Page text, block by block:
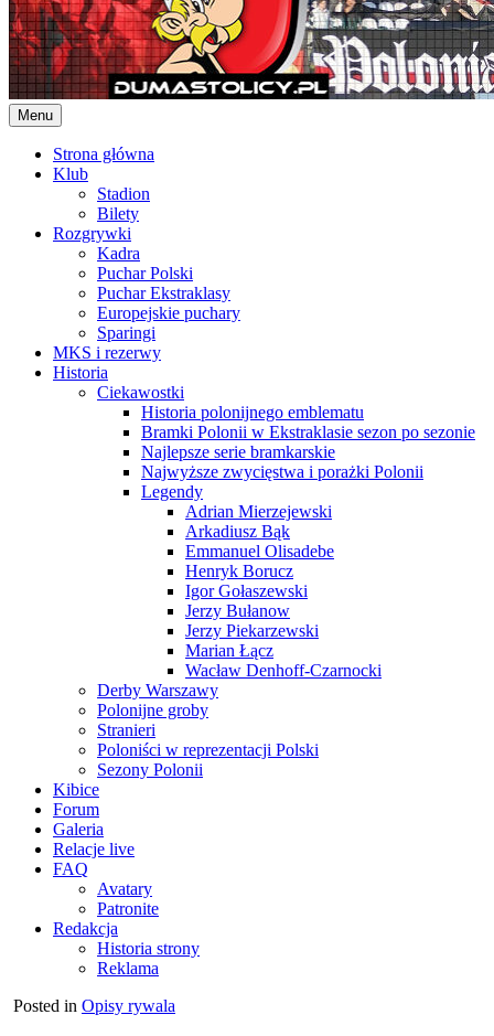
Menu
Strona główna
Klub
Stadion
Bilety
Rozgrywki
Kadra
Puchar Polski
Puchar Ekstraklasy
Europejskie puchary
Sparingi
MKS i rezerwy
Historia
Ciekawostki
Historia polonijnego emblematu
Bramki Polonii w Ekstraklasie sezon po sezonie
Najlepsze serie bramkarskie
Najwyższe zwycięstwa i porażki Polonii
Legendy
Adrian Mierzejewski
Arkadiusz Bąk
Emmanuel Olisadebe
Henryk Borucz
Igor Gołaszewski
Jerzy Bułanow
Jerzy Piekarzewski
Marian Łącz
Wacław Denhoff-Czarnocki
Derby Warszawy
Polonijne groby
Stranieri
Poloniści w reprezentacji Polski
Sezony Polonii
Kibice
Forum
Galeria
Relacje live
FAQ
Avatary
Patronite
Redakcja
Historia strony
Reklama
Posted in Opisy rywala